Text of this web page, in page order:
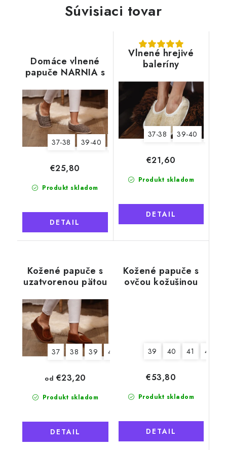
Súvisiaci tovar
Domáce vlnené
papuče NARNIA s
37-38 39-40 41-42
Produkt skladom
€25,80
DETAIL
Vlnené hrejivé
baleríny
37-38 39-40
Produkt skladom
€21,60
DETAIL
Kožené papuče s
uzatvorenou pätou
37 38 39 40 42 43 44 45
Produkt skladom
od €23,20
DETAIL
Kožené papuče s
ovčou kožušinou
39 40 41 42
Produkt skladom
€53,80
DETAIL